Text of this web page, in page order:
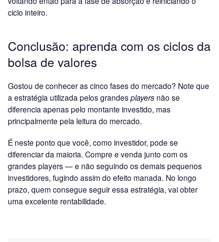
ciclo inteiro.
Conclusão: aprenda com os ciclos da
bolsa de valores
Gostou de conhecer as cinco fases do mercado? Note que
a estratégia utilizada pelos grandesplayers não se
diferencia apenas pelo montante investido, mas
principalmente pela leitura do mercado.
É neste ponto que você, como investidor, pode se
diferenciar da maioria. Compre e venda junto com os
grandes players — e não seguindo os demais pequenos
investidores, fugindo assim do efeito manada. No longo
prazo, quem consegue seguir essa estratégia, vai obter
uma excelente rentabilidade.